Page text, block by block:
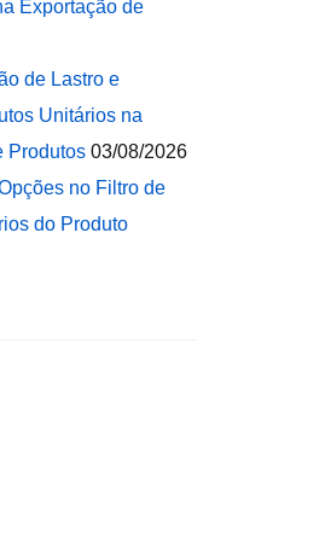
Exportação de
de Lastro e
Unitários na
Produtos 03/08/2026
no Filtro de
do Produto